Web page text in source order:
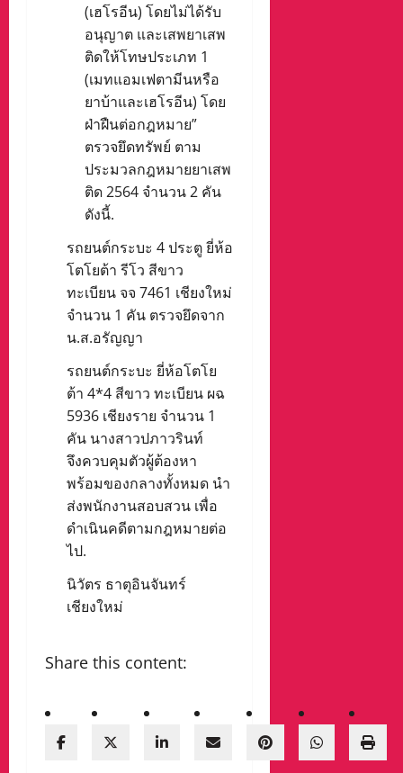
(เฮโรอีน) โดยไม่ได้รับ
อนุญาต และเสพยาเสพ
ติดให้โทษประเภท 1
(เมทแอมเฟตามีนหรือ
ยาบ้าและเฮโรอีน) โดย
ฝ่าฝืนต่อกฎหมาย”
ตรวจยึดทรัพย์ ตาม
ประมวลกฎหมายยาเสพ
ติด 2564 จำนวน 2 คัน
ดังนี้.
รถยนต์กระบะ 4 ประตู ยี่ห้อ
โตโยต้า รีโว สีขาว
ทะเบียน จจ 7461 เชียงใหม่
จำนวน 1 คัน ตรวจยึดจาก
น.ส.อรัญญา
รถยนต์กระบะ ยี่ห้อโตโย
ต้า 4*4 สีขาว ทะเบียน ผฉ
5936 เชียงราย จำนวน 1
คัน นางสาวปภาวรินท์
จึงควบคุมตัวผู้ต้องหา
พร้อมของกลางทั้งหมด นำ
ส่งพนักงานสอบสวน เพื่อ
ดำเนินคดีตามกฎหมายต่อ
ไป.
นิวัตร ธาตุอินจันทร์
เชียงใหม่
Share this content: